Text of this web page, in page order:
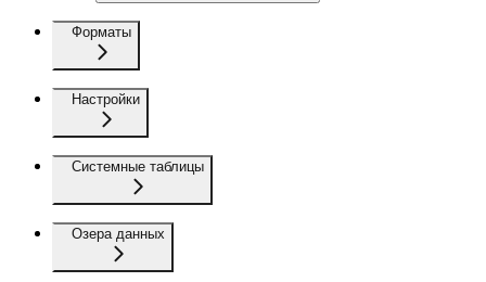
Форматы
Настройки
Системные таблицы
Озера данных